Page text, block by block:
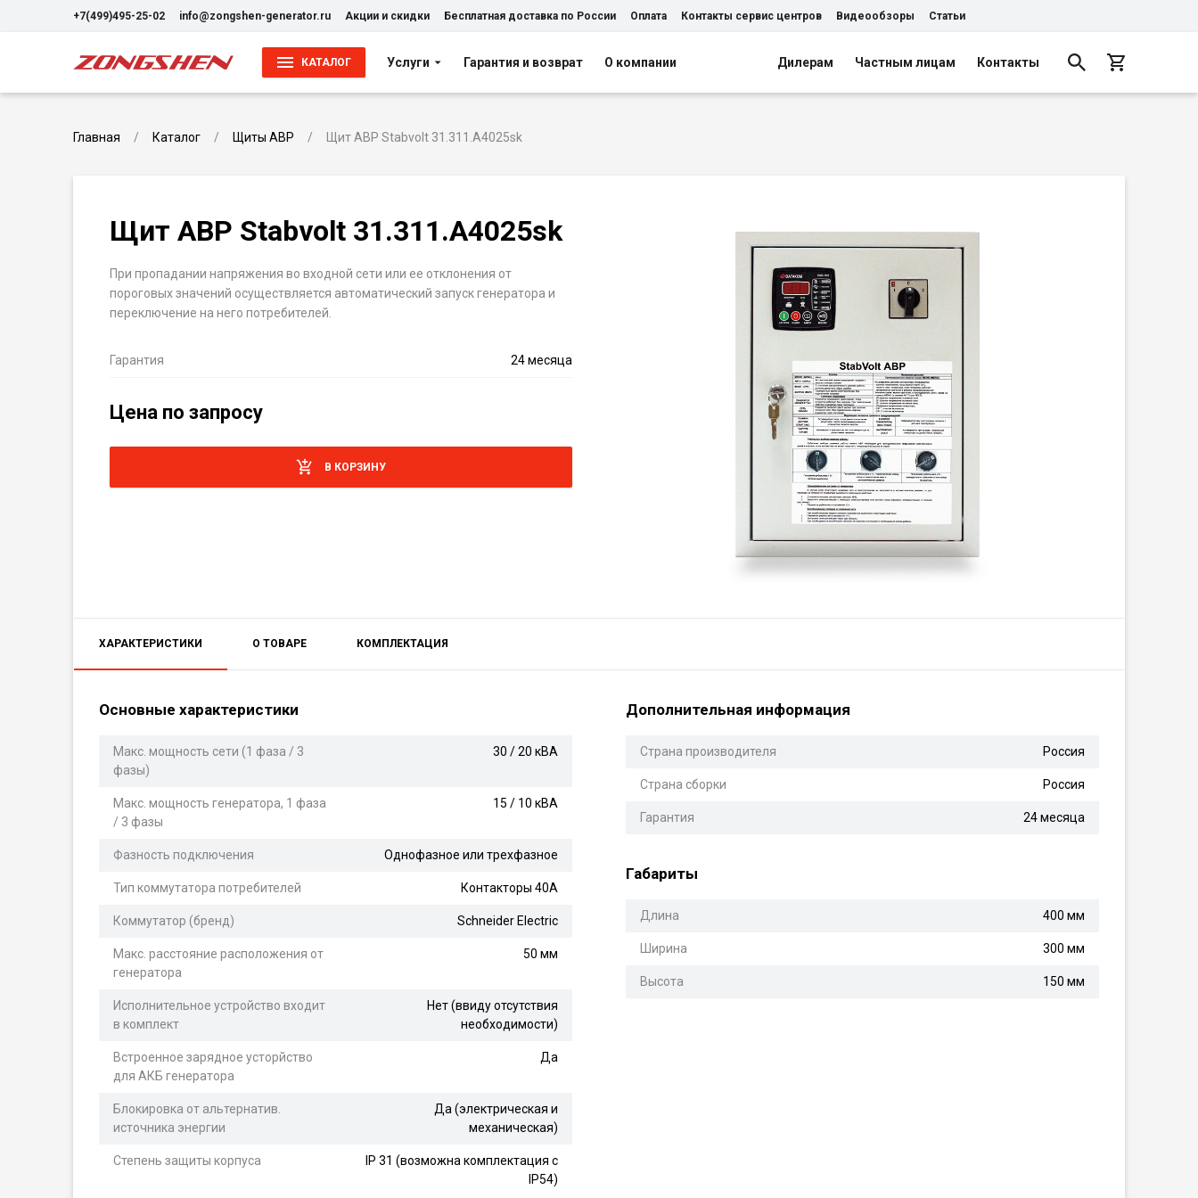
+7(499)495-25-02 info@zongshen-generator.ru Акции и скидки Бесплатная доставка по России Оплата Контакты сервис центров Видеообзоры Статьи
КАТАЛОГ Услуги Гарантия и возврат О компании Дилерам Частным лицам Контакты
Главная Каталог Щиты АВР Щит АВР Stabvolt 31.311.A4025sk
Щит АВР Stabvolt 31.311.A4025sk
При пропадании напряжения во входной сети или ее отклонения от
пороговых значений осуществляется автоматический запуск генератора и
переключение на него потребителей.
Гарантия 24 месяца
Цена по запросу
В КОРЗИНУ
ХАРАКТЕРИСТИКИ О ТОВАРЕ КОМПЛЕКТАЦИЯ
Основные характеристики
Макс. мощность сети (1 фаза / 3
фазы)
30 / 20 кВА
Макс. мощность генератора, 1 фаза
/ 3 фазы
15 / 10 кВА
Фазность подключения Однофазное или трехфазное
Тип коммутатора потребителей Контакторы 40А
Коммутатор (бренд) Schneider Electric
Макс. расстояние расположения от
генератора
50 мм
Исполнительное устройство входит
в комплект
Нет (ввиду отсутствия
необходимости)
Встроенное зарядное усторйство
для АКБ генератора
Да
Блокировка от альтернатив.
источника энергии
Да (электрическая и
механическая)
Степень защиты корпуса
IP 31 (возможна комплектация c
IP54)
Дополнительная информация
Страна производителя Россия
Страна сборки Россия
Гарантия 24 месяца
Габариты
Длина 400 мм
Ширина 300 мм
Высота 150 мм